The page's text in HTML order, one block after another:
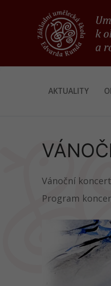
AKTUALITY
Vánoční
Program